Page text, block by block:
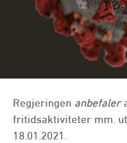
Regjeringen anbefaler
fritidsaktiviteter mm.
18.01.2021.